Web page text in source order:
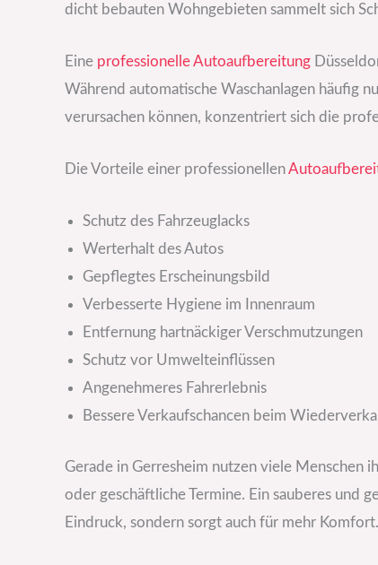
dicht bebauten Wohngebieten sammelt sich
Eine professionelle Autoaufbereitung
Während automatische Waschanlagen häufig
verursachen können, konzentriert sich die
Die Vorteile einer professionellen
Schutz des Fahrzeuglacks
Werterhalt des Autos
Gepflegtes Erscheinungsbild
Verbesserte Hygiene im Innenraum
Entfernung hartnäckiger Verschmutzungen
Schutz vor Umwelteinflüssen
Angenehmeres Fahrerlebnis
Bessere Verkaufschancen beim
Gerade in Gerresheim nutzen viele Menschen
oder geschäftliche Termine. Ein sauberes und
Eindruck, sondern sorgt auch für mehr Komfort.